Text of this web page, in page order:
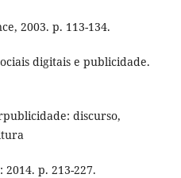
2003. p. 113-134.
digitais e publicidade.
discurso,
p. 213-227.